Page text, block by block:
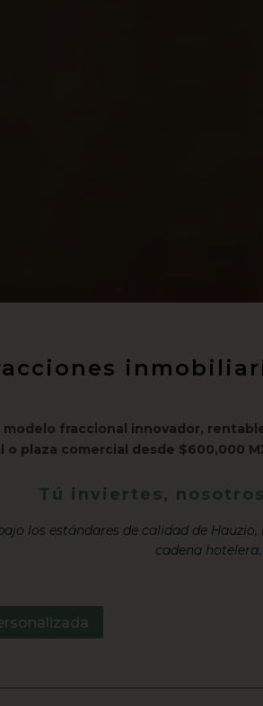
modelo fraccional innovador,
plaza comercial desde $600,000
Tú inviertes,
los estándares de calidad de
cadena hotelera.